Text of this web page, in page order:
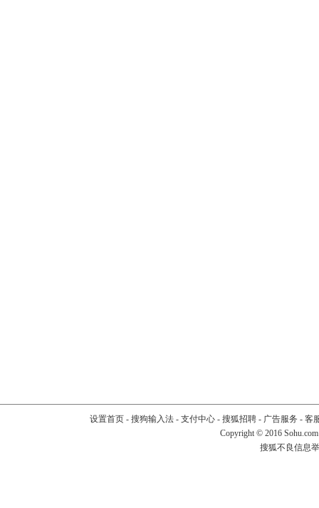
设置首页- 搜狗输入法- 支付中心- 搜狐招聘- 广告服务 - 客
Copyright © 2016
搜狐不良信息